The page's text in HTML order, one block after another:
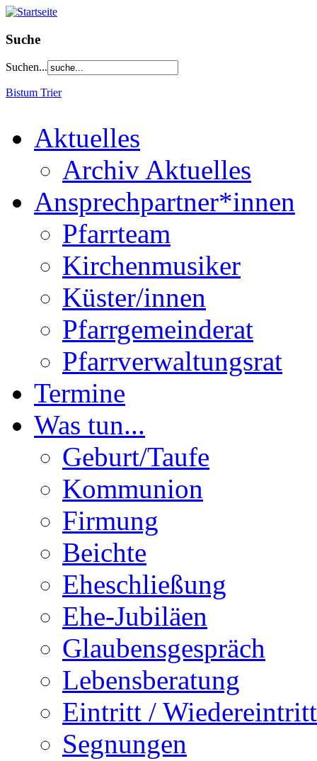
Suche
Suchen...
Bistum Trier
Aktuelles
Archiv Aktuelles
Ansprechpartner*innen
Pfarrteam
Kirchenmusiker
Küster/innen
Pfarrgemeinderat
Pfarrverwaltungsrat
Termine
Was tun...
Geburt/Taufe
Kommunion
Firmung
Beichte
Eheschließung
Ehe-Jubiläen
Glaubensgespräch
Lebensberatung
Eintritt / Wiedereintritt
Segnungen